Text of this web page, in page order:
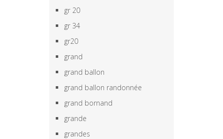
gr 20
gr 34
gr20
grand
grand ballon
grand ballon randonnée
grand bornand
grande
grandes